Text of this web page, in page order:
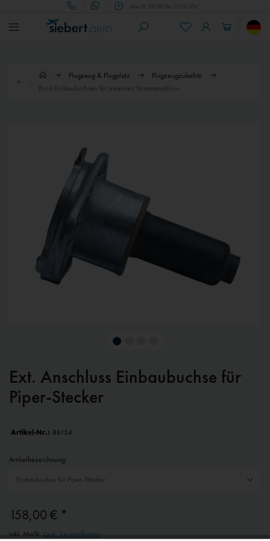
Mo.-Fr. 09:00 bis 17:00 Uhr
Flugzeug & Flugplatz
Flugzeugzubehör
Bord-Einbaubuchsen für externen Stromanschluss
Ext. Anschluss Einbaubuchse für
Piper-Stecker
Artikel-Nr.: 86154
Artikelbezeichnung:
158,00 € *
inkl. MwSt. zzgl. Versandkosten